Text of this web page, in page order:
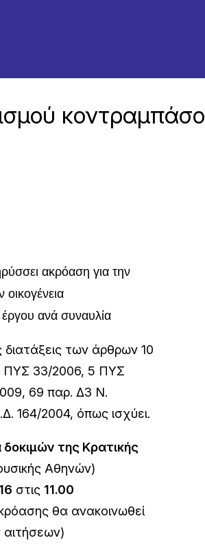
κοντραμπάσο
ακρόαση για την
ανά συναυλία
των άρθρων 10
ΠΥΣ 33/2006, 5 ΠΥΣ
69 παρ. Δ3 Ν.
164/2004, όπως ισχύει.
δοκιμών της Κρατικής
Αθηνών)
στις 11.00
θα ανακοινωθεί